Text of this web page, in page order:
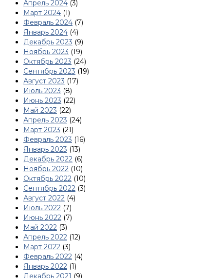
Апрель 2024 (3)
Март 2024 (1)
Февраль 2024 (7)
Январь 2024 (4)
Декабрь 2023 (9)
Ноябрь 2023 (19)
Октябрь 2023 (24)
Сентябрь 2023 (19)
Август 2023 (17)
Июль 2023 (8)
Июнь 2023 (22)
Май 2023 (22)
Апрель 2023 (24)
Март 2023 (21)
Февраль 2023 (16)
Январь 2023 (13)
Декабрь 2022 (6)
Ноябрь 2022 (10)
Октябрь 2022 (10)
Сентябрь 2022 (3)
Август 2022 (4)
Июль 2022 (7)
Июнь 2022 (7)
Май 2022 (3)
Апрель 2022 (12)
Март 2022 (3)
Февраль 2022 (4)
Январь 2022 (1)
Декабрь 2021 (9)